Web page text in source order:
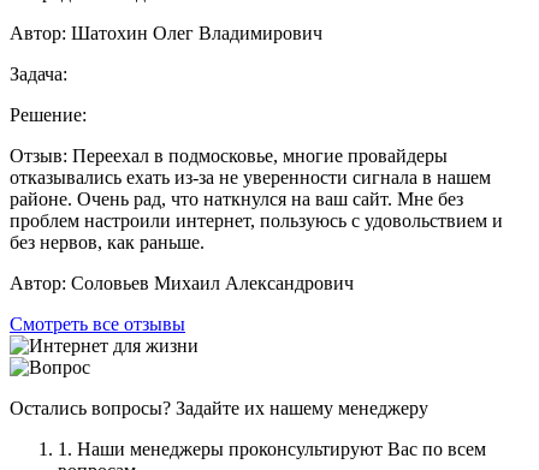
Автор: Шатохин Олег Владимирович
Задача:
Решение:
Отзыв: Переехал в подмосковье, многие провайдеры
отказывались ехать из-за не уверенности сигнала в нашем
районе. Очень рад, что наткнулся на ваш сайт. Мне без
проблем настроили интернет, пользуюсь с удовольствием и
без нервов, как раньше.
Автор: Соловьев Михаил Александрович
Смотреть все отзывы
Остались вопросы? Задайте их нашему менеджеру
1. Наши менеджеры проконсультируют Вас по всем